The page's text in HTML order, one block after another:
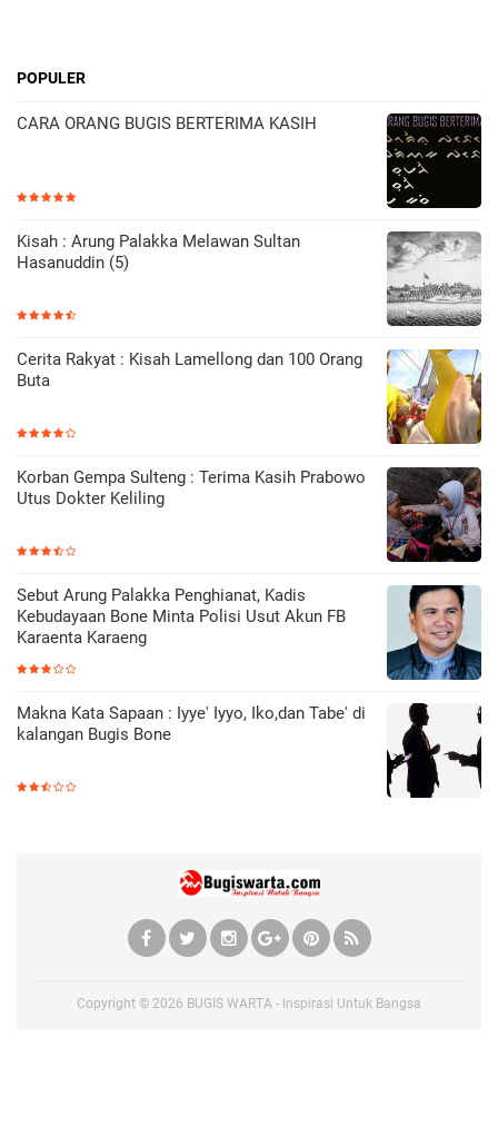
POPULER
CARA ORANG BUGIS BERTERIMA KASIH
Kisah : Arung Palakka Melawan Sultan
Hasanuddin (5)
Cerita Rakyat : Kisah Lamellong dan 100 Orang
Buta
Korban Gempa Sulteng : Terima Kasih Prabowo
Utus Dokter Keliling
Sebut Arung Palakka Penghianat, Kadis
Kebudayaan Bone Minta Polisi Usut Akun FB
Karaenta Karaeng
Makna Kata Sapaan : Iyye' Iyyo, Iko,dan Tabe' di
kalangan Bugis Bone
Copyright © 2026 BUGIS WARTA - Inspirasi Untuk Bangsa